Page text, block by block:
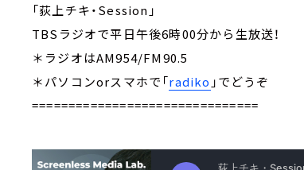
「荻上チキ・Session」
TBSラジオで平日午後6時00分から生放送！
＊ラジオはAM954/FM90.5
＊パソコンorスマホで「radiko 」でどうぞ
===============================